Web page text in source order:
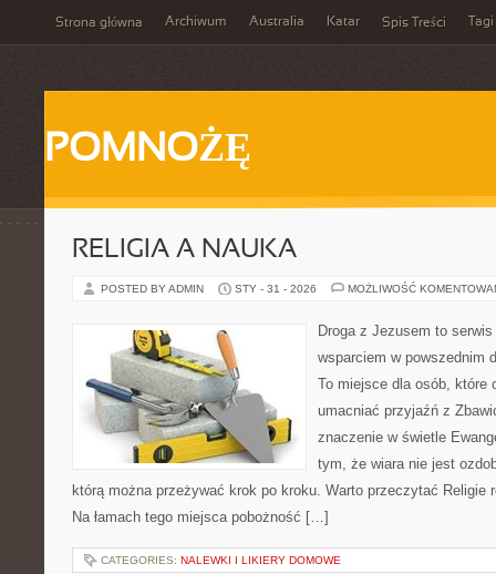
Strona główna Archiwum Australia Katar Spis Treści Tagi
POMNOŻĘ
RELIGIA A NAUKA
POSTED BY ADMIN STY - 31 - 2026 MOŻLIWOŚĆ
Droga z Jezusem to
wsparciem w powszednim
To miejsce dla osób, które
umacniać przyjaźń z
znaczenie w świetle
tym, że wiara nie jest
którą można przeżywać krok po kroku. Warto przeczytać Religie
Na łamach tego miejsca pobożność […]
CATEGORIES: NALEWKI I LIKIERY DOMOWE